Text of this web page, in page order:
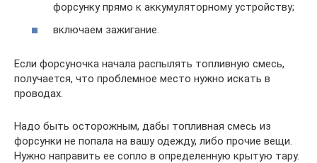
форсунку прямо к аккумуляторному устройству;
включаем зажигание.
Если форсуночка начала распылять топливную смесь,
получается, что проблемное место нужно искать в
проводах.
Надо быть осторожным, дабы топливная смесь из
форсунки не попала на вашу одежду, либо прочие вещи.
Нужно направить ее сопло в определенную крытую тару.